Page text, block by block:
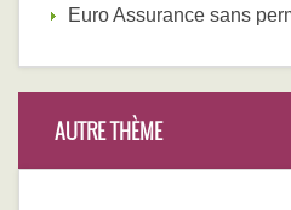
Euro Assurance sans
AUTRE THÈME